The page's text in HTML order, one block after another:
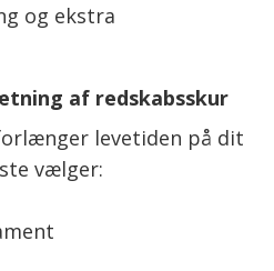
og ekstra
af redskabsskur
levetiden på dit
vælger: